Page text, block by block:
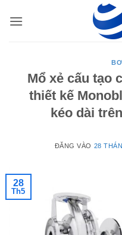
qua
Mổ xẻ cấu tạo
thiết kế
kéo dài
ĐĂNG VÀO 28
28
Th5